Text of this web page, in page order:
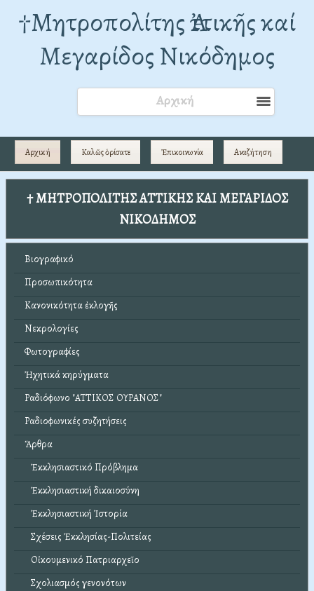
†Mητροπολίτης Ἀττικῆς καί
Μεγαρίδος Νικόδημος
Αρχική
Αρχική Καλῶς ὁρίσατε Ἐπικοινωνία Αναζήτηση
† ΜΗΤΡΟΠΟΛΙΤΗΣ ΑΤΤΙΚΗΣ ΚΑΙ ΜΕΓΑΡΙΔΟΣ
ΝΙΚΟΔΗΜΟΣ
Βιογραφικό
Προσωπικότητα
Κανονικότητα ἐκλογῆς
Νεκρολογίες
Φωτογραφίες
Ἠχητικά κηρύγματα
Ραδιόφωνο "ΑΤΤΙΚΟΣ ΟΥΡΑΝΟΣ"
Ραδιοφωνικές συζητήσεις
Ἄρθρα
Ἐκκλησιαστικό Πρόβλημα
Ἐκκλησιαστική δικαιοσύνη
Ἐκκλησιαστική Ἱστορία
Σχέσεις Ἐκκλησίας-Πολιτείας
Οἰκουμενικό Πατριαρχεῖο
Σχολιασμός γενονότων